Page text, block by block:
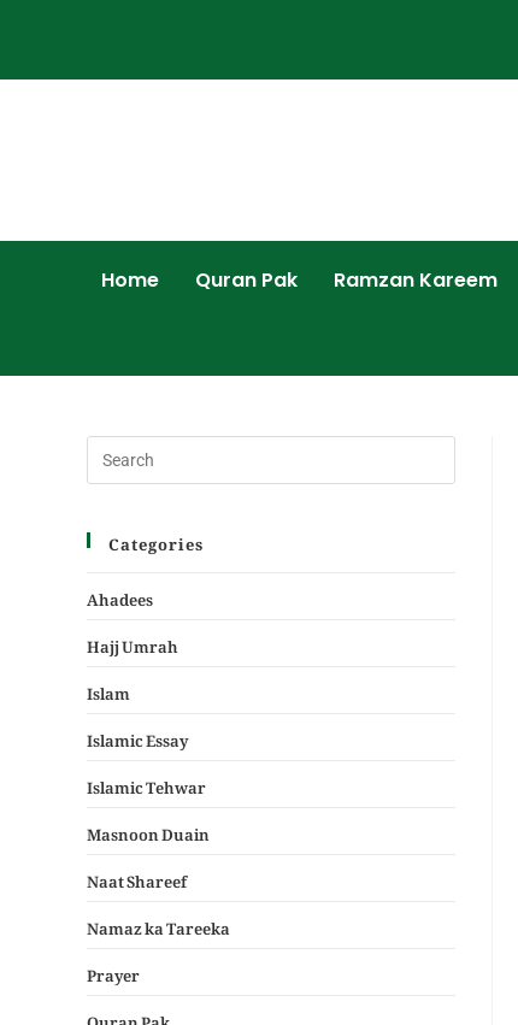
Home Quran Pak Ramzan Kareem
Categories
Ahadees
Hajj Umrah
Islam
Islamic Essay
Islamic Tehwar
Masnoon Duain
Naat Shareef
Namaz ka Tareeka
Prayer